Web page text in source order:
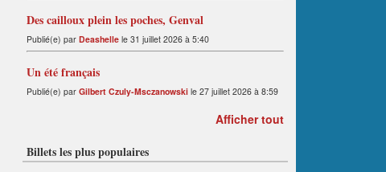
Des cailloux plein les poches, Genval
Publié(e) par Deashelle le 31 juillet 2026 à 5:40
Un été français
Publié(e) par Gilbert Czuly-Msczanowski le 27 juillet 2026 à 8:59
Afficher tout
Billets les plus populaires